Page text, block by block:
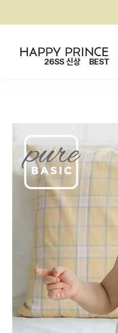
26SS 신상 BEST